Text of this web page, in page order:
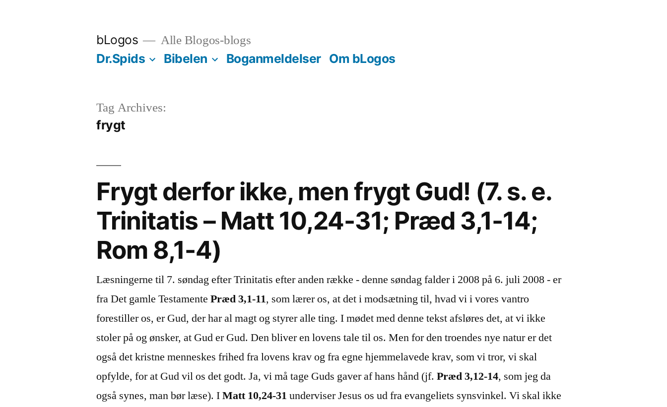
bLogos Alle Blogos-blogs
Dr.Spids Bibelen Boganmeldelser Om bLogos
Tag Archives:
frygt
Frygt derfor ikke, men frygt Gud! (7. s. e.
Trinitatis – Matt 10,24-31; Præd 3,1-14;
Rom 8,1-4)
Læsningerne til 7. søndag efter Trinitatis efter anden række - denne søndag falder i 2008 på 6. juli 2008 - er
fra Det gamle TestamentePræd 3,1-11, som lærer os, at det i modsætning til, hvad vi i vores vantro
forestiller os, er Gud, der har al magt og styrer alle ting. I mødet med denne tekst afsløres det, at vi ikke
stoler på og ønsker, at Gud er Gud. Den bliver en lovens tale til os. Men for den troendes nye natur er det
også det kristne menneskes frihed fra lovens krav og fra egne hjemmelavede krav, som vi tror, vi skal
opfylde, for at Gud vil os det godt. Ja, vi må tage Guds gaver af hans hånd (jf.Præd 3,12-14, som jeg da
også synes, man bør læse). IMatt 10,24-31 underviser Jesus os ud fra evangeliets synsvinkel. Vi skal ikke